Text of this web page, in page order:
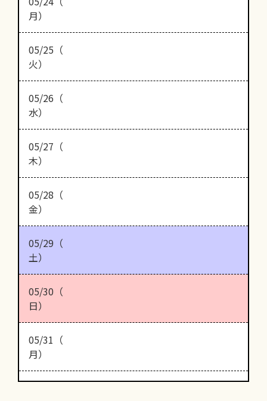
月）
05/25（
火）
05/26（
水）
05/27（
木）
05/28（
金）
05/29（
土）
05/30（
日）
05/31（
月）